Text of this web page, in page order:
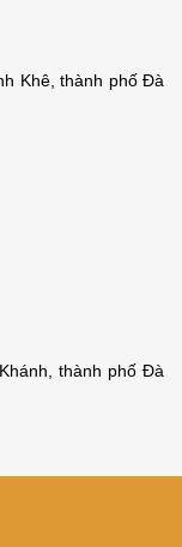
Khê, thành phố Đà
thành phố Đà